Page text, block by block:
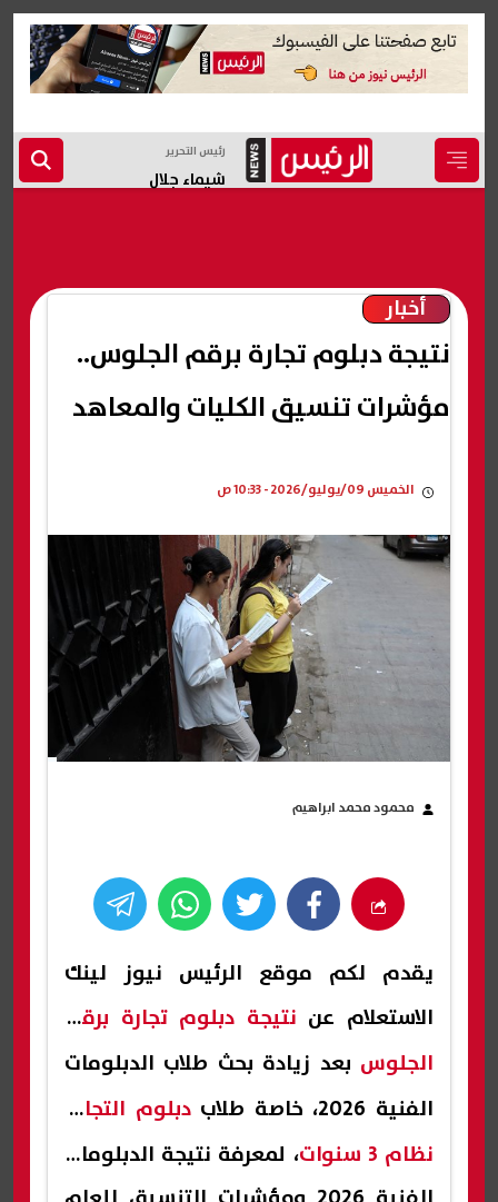
رئيس التحرير
شيماء جلال
أخبار
نتيجة دبلوم تجارة برقم الجلوس..
مؤشرات تنسيق الكليات والمعاهد
الخميس 09/يوليو/2026 - 10:33 ص
محمود محمد ابراهيم
يقدم لكم موقع الرئيس نيوز لينك
الاستعلام عن نتيجة دبلوم تجارة برقم
الجلوس بعد زيادة بحث طلاب الدبلومات
الفنية 2026، خاصة طلاب
دبلوم التجارة
نظام 3 سنوات
، لمعرفة نتيجة الدبلومات